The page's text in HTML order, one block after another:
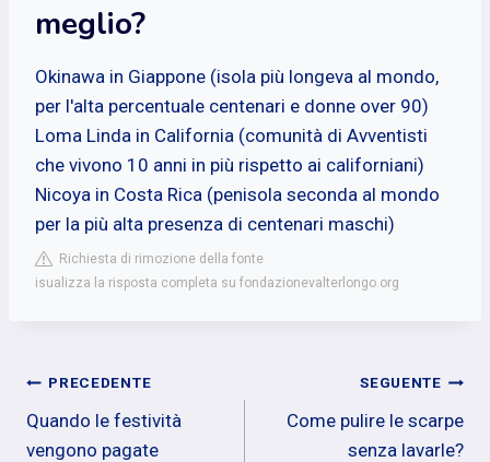
meglio?
Okinawa in Giappone (isola più longeva al mondo,
per l'alta percentuale centenari e donne over 90)
Loma Linda in California (comunità di Avventisti
che vivono 10 anni in più rispetto ai californiani)
Nicoya in Costa Rica (penisola seconda al mondo
per la più alta presenza di centenari maschi)
Richiesta di rimozione della fonte
isualizza la risposta completa su fondazionevalterlongo.org
Navigazione
articoli
PRECEDENTE
Quando le festività
vengono pagate
SEGUENTE
Come pulire le scarpe
senza lavarle?